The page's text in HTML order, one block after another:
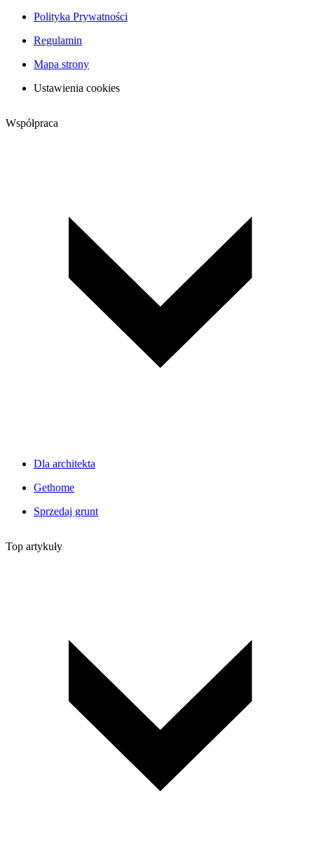
Polityka Prywatności
Regulamin
Mapa strony
Ustawienia cookies
Współpraca
Dla architekta
Gethome
Sprzedaj grunt
Top artykuły